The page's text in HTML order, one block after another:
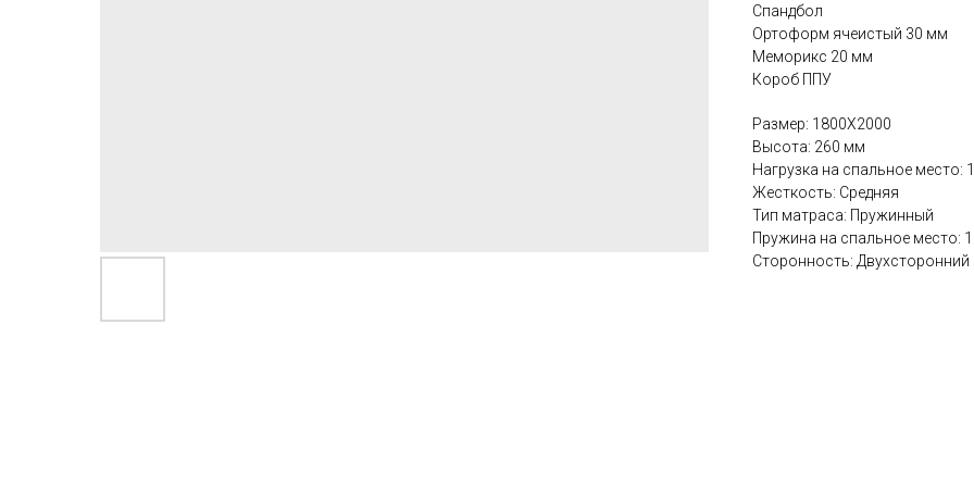
Спандбол
Ортоформ ячеистый 30 мм
Меморикс 20 мм
Короб ППУ
Размер: 1800Х2000
Высота: 260 мм
Нагрузка на спальное место:
Жесткость: Средняя
Тип матраса: Пружинный
Пружина на спальное место:
Сторонность: Двухсторонний